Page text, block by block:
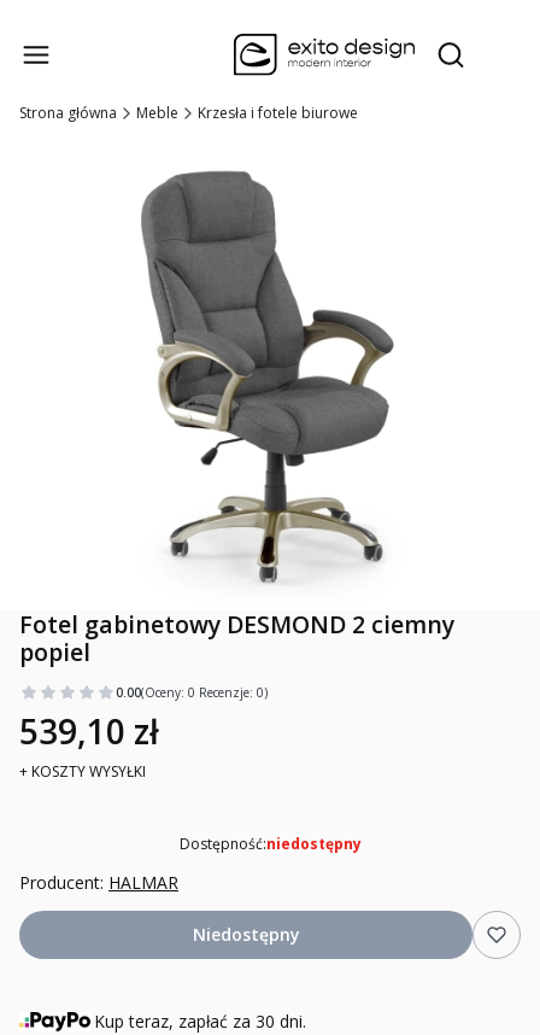
Otwórz
Strona główna Meble Krzesła i fotele biurowe
Fotel gabinetowy DESMOND 2 ciemny
popiel
0.00(Oceny: 0 Recenzje: 0)
539,10 zł
+ KOSZTY WYSYŁKI
Dostępność:niedostępny
Producent: HALMAR
Niedostępny
Kup teraz, zapłać za 30 dni.